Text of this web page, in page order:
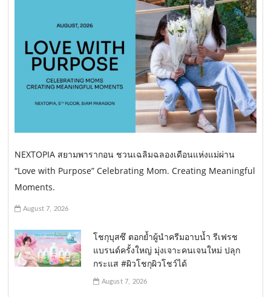
NEXTOPIA สยามพารากอน ชวนเฉลิมฉลองเดือนแห่งแม่ผ่าน
“Love with Purpose” Celebrating Mom. Creating Meaningful
Moments.
August 7, 2026
โชกุบุสซึ ตอกย้ำผู้นำครีมอาบน้ำ รีเฟรช
แบรนด์ครั้งใหญ่ มุ่งเจาะคนเจนใหม่ ปลุก
กระแส #ผิวโชกุผิวโชว์ได้
August 7, 2026